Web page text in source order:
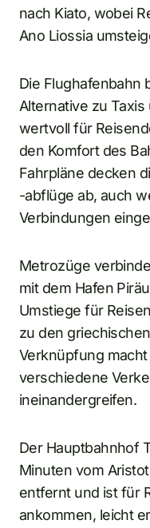
nach Kiato, wobei
Ano Liossia
Die Flughafenbahn
Alternative zu
wertvoll für
den Komfort des
Fahrpläne decken
-abflüge ab, auch
Verbindungen
Metrozüge
mit dem Hafen
Umstiege für
zu den
Verknüpfung
verschiedene
ineinandergreifen.
Der Hauptbahnhof
Minuten vom
entfernt und ist für
ankommen, leicht